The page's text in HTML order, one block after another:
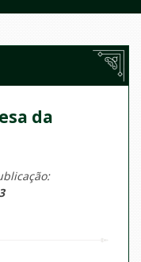
da